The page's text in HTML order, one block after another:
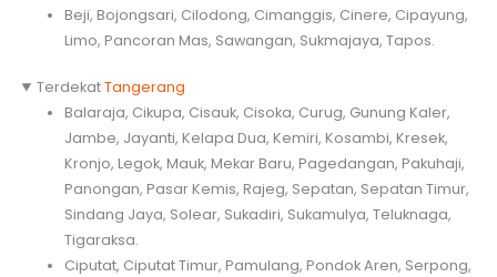
Beji, Bojongsari, Cilodong, Cimanggis, Cinere, Cipayung,
Limo, Pancoran Mas, Sawangan, Sukmajaya, Tapos.
TerdekatTangerang
Balaraja, Cikupa, Cisauk, Cisoka, Curug, Gunung Kaler,
Jambe, Jayanti, Kelapa Dua, Kemiri, Kosambi, Kresek,
Kronjo, Legok, Mauk, Mekar Baru, Pagedangan, Pakuhaji,
Panongan, Pasar Kemis, Rajeg, Sepatan, Sepatan Timur,
Sindang Jaya, Solear, Sukadiri, Sukamulya, Teluknaga,
Tigaraksa.
Ciputat, Ciputat Timur, Pamulang, Pondok Aren, Serpong,